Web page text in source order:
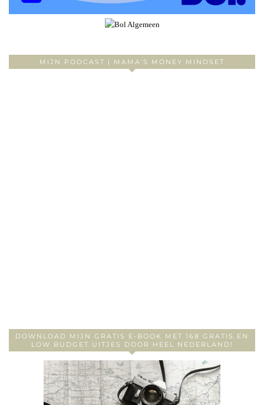
MIJN PODCAST | MAMA’S MONEY MINDSET
DOWNLOAD MIJN GRATIS E-BOOK MET 168 GRATIS EN
LOW BUDGET UITJES DOOR HEEL NEDERLAND!